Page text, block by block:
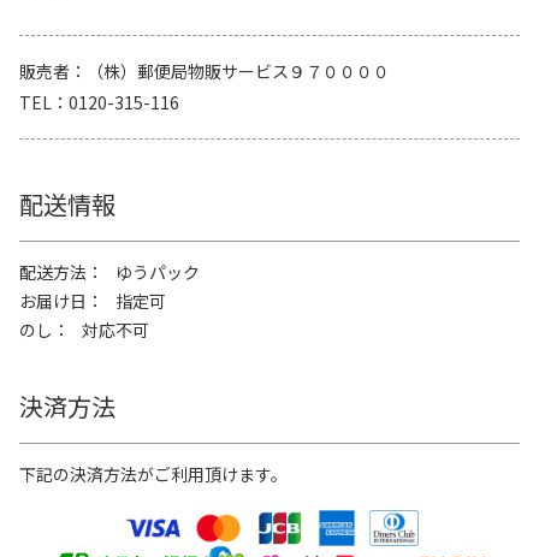
販売者
（株）郵便局物販サービス９７００００
TEL
0120-315-116
配送情報
配送方法
ゆうパック
お届け日
指定可
のし
対応不可
決済方法
下記の決済方法がご利用頂けます。